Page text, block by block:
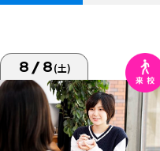
8/8(土)